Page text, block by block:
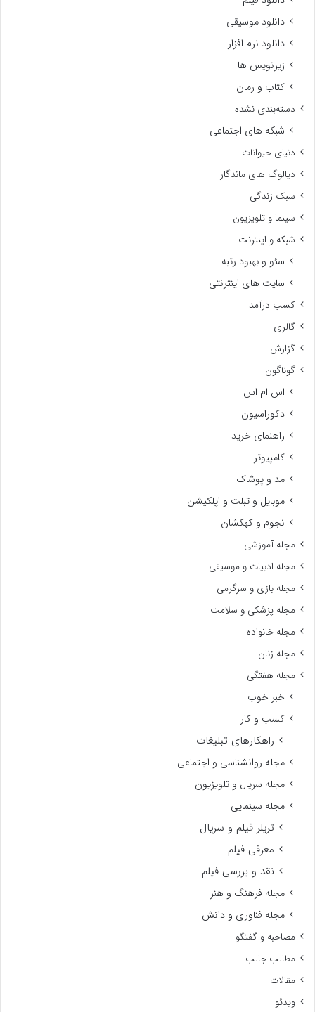
دانلود موسیقی
دانلود نرم افزار
زیرنویس ها
کتاب و رمان
دسته‌بندی نشده
شبکه های اجتماعی
دنیای حیوانات
دیالوگ های ماندگار
سبک زندگی
سینما و تلویزیون
شبکه و اینترنت
سئو و بهبود رتبه
سایت های اینترنتی
کسب درآمد
گالری
گزارش
گوناگون
اس ام اس
دکوراسیون
راهنمای خرید
کامپیوتر
مد و پوشاک
موبایل و تبلت و اپلکیشن
نجوم و کهکشان
مجله آموزشی
مجله ادبیات و موسیقی
مجله بازی و سرگرمی
مجله پزشکی و سلامت
مجله خانواده
مجله زنان
مجله هفتگی
خبر خوب
کسب و کار
راهکارهای تبلیغات
مجله روانشناسی و اجتماعی
مجله سریال و تلویزیون
مجله سینمایی
تریلر فیلم و سریال
معرفی فیلم
نقد و بررسی فیلم
مجله فرهنگ و هنر
مجله فناوری و دانش
مصاحبه و گفتگو
مطالب جالب
مقالات
ویدئو